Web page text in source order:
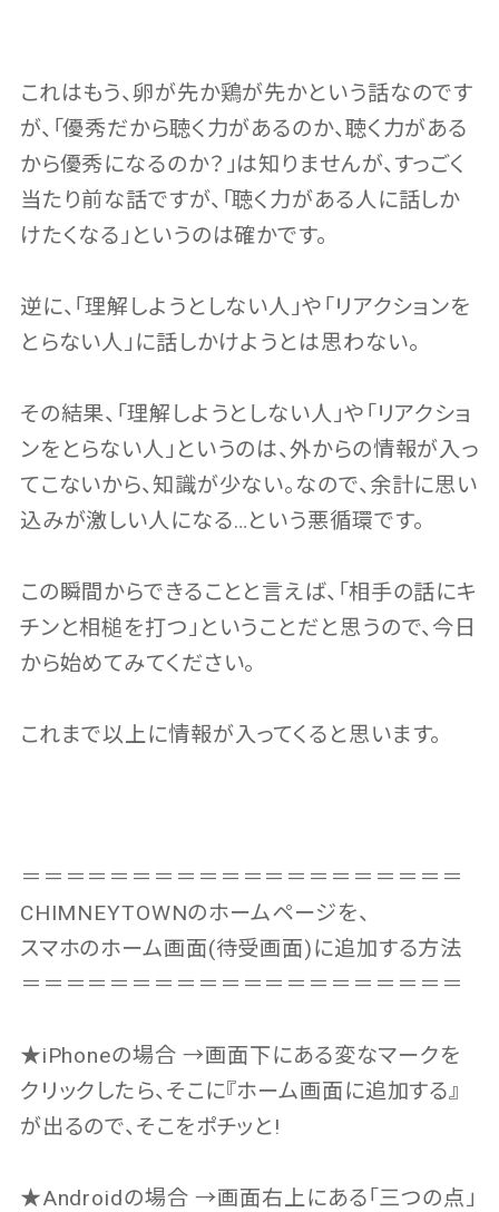
これはもう、卵が先か鶏が先かという話なのです
が、「優秀だから聴く力があるのか、聴く力がある
から優秀になるのか？」は知りませんが、すっごく
当たり前な話ですが、「聴く力がある人に話しか
けたくなる」というのは確かです。
逆に、「理解しようとしない人」や「リアクションを
とらない人」に話しかけようとは思わない。
その結果、「理解しようとしない人」や「リアクショ
ンをとらない人」というのは、外からの情報が入っ
てこないから、知識が少ない。なので、余計に思い
込みが激しい人になる…という悪循環です。
この瞬間からできることと言えば、「相手の話にキ
チンと相槌を打つ」ということだと思うので、今日
から始めてみてください。
これまで以上に情報が入ってくると思います。
＝＝＝＝＝＝＝＝＝＝＝＝＝＝＝＝＝＝＝＝
CHIMNEYTOWNのホームページを、
スマホのホーム画面(待受画面)に追加する方法
＝＝＝＝＝＝＝＝＝＝＝＝＝＝＝＝＝＝＝＝
★iPhoneの場合 →画面下にある変なマークを
クリックしたら、そこに『ホーム画面に追加する』
が出るので、そこをポチッと!
★Androidの場合 →画面右上にある「三つの点」